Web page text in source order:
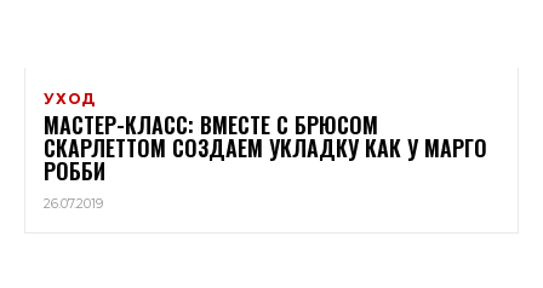
УХОД
МАСТЕР-КЛАСС: ВМЕСТЕ С БРЮСОМ
СКАРЛЕТТОМ СОЗДАЕМ УКЛАДКУ КАК У МАРГО
РОББИ
26.07.2019